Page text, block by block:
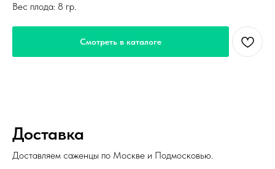
Вес плода: 8 гр.
Смотреть в каталоге
Доставка
Доставляем саженцы по Москве и Подмосковью.